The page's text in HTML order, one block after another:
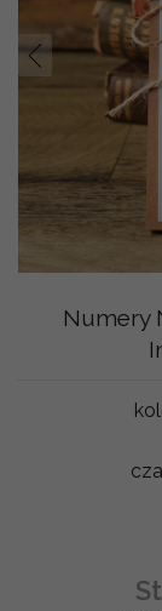
Prev
Numery